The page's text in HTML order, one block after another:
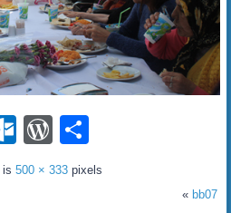
Outlook.com
WordPress
is 500 × 333pixels
« bb07